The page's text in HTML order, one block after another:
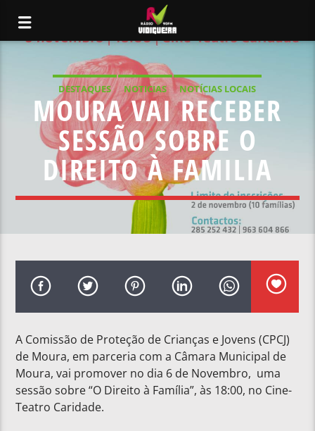
DESTAQUES NOTICIAS
NOTÍCIAS LOCAIS
NOTÍCIAS NACIONAIS
MOURA VAI RECEBER
SESSÃO SOBRE O
DIREITO À FAMILIA
A Comissão de Proteção de Crianças e Jovens (CPCJ)
de Moura, em parceria com a Câmara Municipal de
Moura, vai promover no dia 6 de Novembro, uma
sessão sobre “O Direito à Família”, às 18:00, no Cine-
Teatro Caridade.